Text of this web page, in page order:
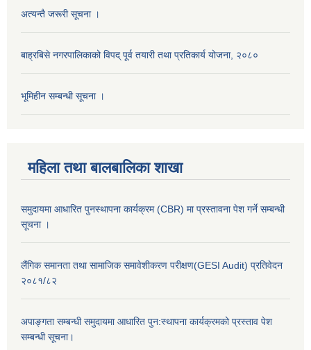
अत्यन्तै जरूरी सूचना ।
बाह्रबिसे नगरपालिकाको विपद् पूर्व तयारी तथा प्रतिकार्य योजना, २०८०
भूमिहीन सम्बन्धी सूचना ।
महिला तथा बालबालिका शाखा
समुदायमा आधारित पुनस्थापना कार्यक्रम (CBR) मा प्रस्तावना पेश गर्ने सम्बन्धी
सूचना ।
लैंगिक समानता तथा सामाजिक समावेशीकरण परीक्षण(GESI Audit) प्रतिवेदन
२०८१/८२
अपाङ्गता सम्बन्धी समुदायमा आधारित पुन:स्थापना कार्यक्रमको प्रस्ताव पेश
सम्बन्धी सूचना।